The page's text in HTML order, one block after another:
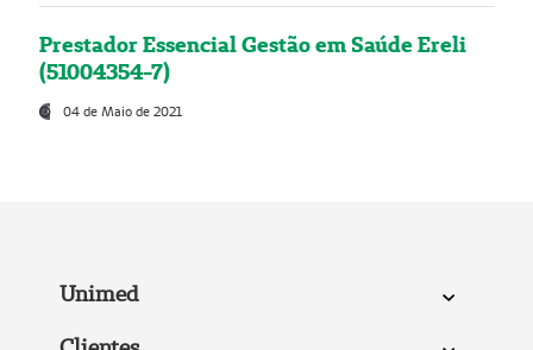
Prestador Essencial Gestão em Saúde Ereli
(51004354-7)
04 de Maio de 2021
Unimed